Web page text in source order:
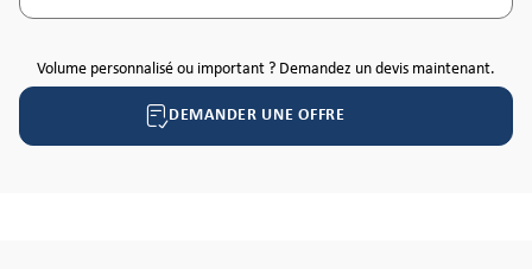
Volume personnalisé ou important ? Demandez un devis maintenant.
DEMANDER UNE OFFRE